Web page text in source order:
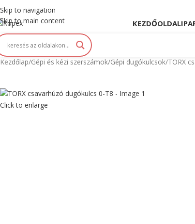
Skip to navigation
Skip to main content
Innováció és Tradíció kéz a kézben...
KEZDŐOLDAL
Kezdőlap Gépi és kézi szerszámok Gépi dugókulcsok TORX
Click to enlarge